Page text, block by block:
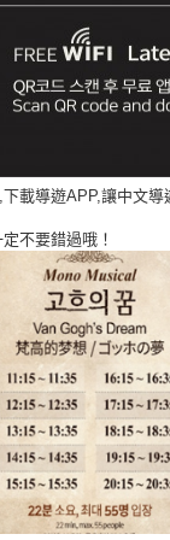
載導遊APP,讓中文
不要錯過哦！